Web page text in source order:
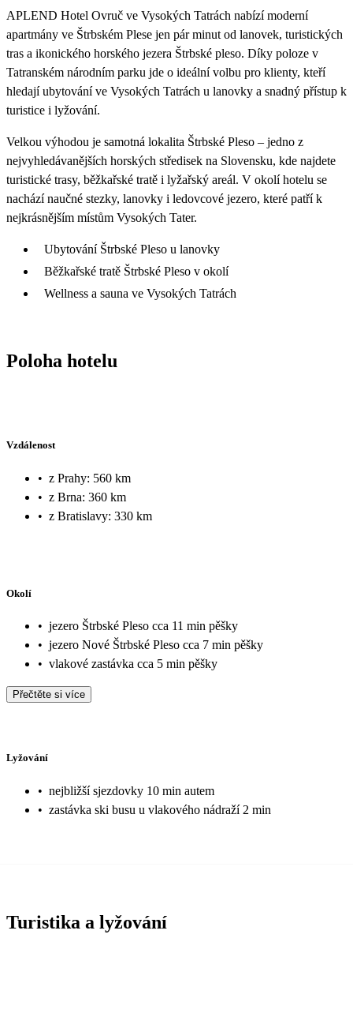
31
2 700
APLEND Hotel Ovruč ve Vysokých Tatrách nabízí moderní
apartmány ve Štrbském Plese jen pár minut od lanovek, turistických
tras a ikonického horského jezera Štrbské pleso. Díky poloze v
Tatranském národním parku jde o ideální volbu pro klienty, kteří
hledají ubytování ve Vysokých Tatrách u lanovky a snadný přístup k
turistice i lyžování.
Velkou výhodou je samotná lokalita Štrbské Pleso – jedno z
nejvyhledávanějších horských středisek na Slovensku, kde najdete
turistické trasy, běžkařské tratě i lyžařský areál. V okolí hotelu se
nachází naučné stezky, lanovky i ledovcové jezero, které patří k
nejkrásnějším místům Vysokých Tater.
Ubytování Štrbské Pleso u lanovky
Běžkařské tratě Štrbské Pleso v okolí
Wellness a sauna ve Vysokých Tatrách
Poloha hotelu
Vzdálenost
• z Prahy: 560 km
• z Brna: 360 km
• z Bratislavy: 330 km
Okolí
• jezero Štrbské Pleso cca 11 min pěšky
• jezero Nové Štrbské Pleso cca 7 min pěšky
• vlakové zastávka cca 5 min pěšky
Přečtěte si více
Lyžování
• nejbližší sjezdovky 10 min autem
• zastávka ski busu u vlakového nádraží 2 min
Turistika a lyžování